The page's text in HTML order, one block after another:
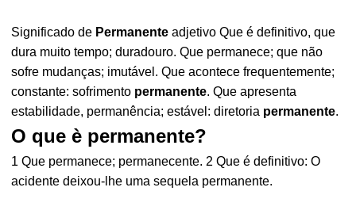
Significado de Permanente adjetivo Que é definitivo, que
dura muito tempo; duradouro. Que permanece; que não
sofre mudanças; imutável. Que acontece frequentemente;
constante: sofrimento permanente. Que apresenta
estabilidade, permanência; estável: diretoria permanente.
O que è permanente?
1 Que permanece; permanecente. 2 Que é definitivo: O
acidente deixou-lhe uma sequela permanente.